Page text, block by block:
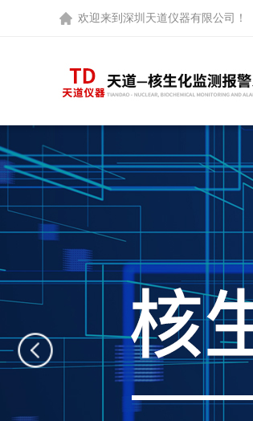
欢迎来到 深圳天道仪器有限公司 ！